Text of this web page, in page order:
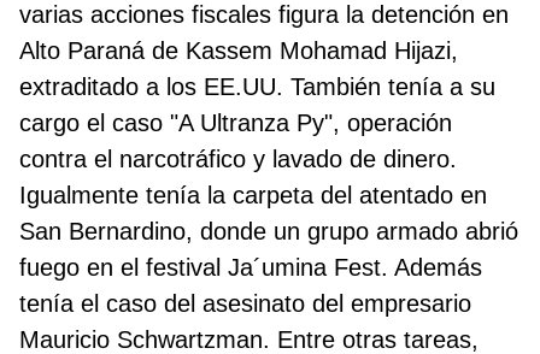
varias acciones fiscales figura la detención en
Alto Paraná de Kassem Mohamad Hijazi,
extraditado a los EE.UU. También tenía a su
cargo el caso "A Ultranza Py", operación
contra el narcotráfico y lavado de dinero.
Igualmente tenía la carpeta del atentado en
San Bernardino, donde un grupo armado abrió
fuego en el festival Ja´umina Fest. Además
tenía el caso del asesinato del empresario
Mauricio Schwartzman. Entre otras tareas,